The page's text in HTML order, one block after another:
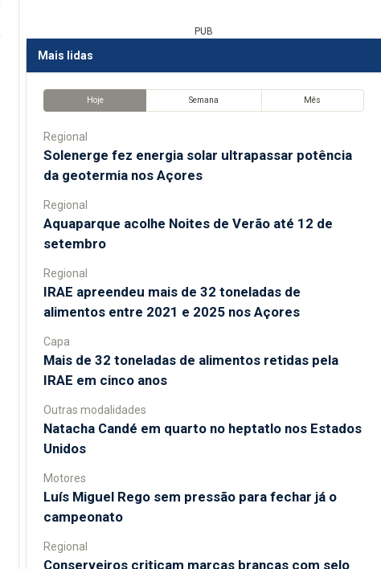
PUB
Mais lidas
Hoje Semana Mês
Regional
Solenerge fez energia solar ultrapassar potência
da geotermia nos Açores
Regional
Aquaparque acolhe Noites de Verão até 12 de
setembro
Regional
IRAE apreendeu mais de 32 toneladas de
alimentos entre 2021 e 2025 nos Açores
Capa
Mais de 32 toneladas de alimentos retidas pela
IRAE em cinco anos
Outras modalidades
Natacha Candé em quarto no heptatlo nos Estados
Unidos
Motores
Luís Miguel Rego sem pressão para fechar já o
campeonato
Regional
Conserveiros criticam marcas brancas com selo